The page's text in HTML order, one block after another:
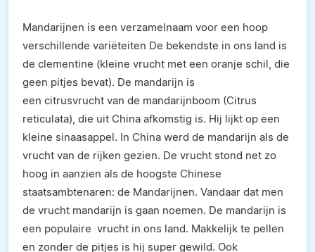
Mandarijnen is een verzamelnaam voor een hoop
verschillende variëteiten De bekendste in ons land is
de clementine (kleine vrucht met een oranje schil, die
geen pitjes bevat). De mandarijn is
een citrusvrucht van de mandarijnboom (Citrus
reticulata), die uit China afkomstig is. Hij lijkt op een
kleine sinaasappel. In China werd de mandarijn als de
vrucht van de rijken gezien. De vrucht stond net zo
hoog in aanzien als de hoogste Chinese
staatsambtenaren: de Mandarijnen. Vandaar dat men
de vrucht mandarijn is gaan noemen. De mandarijn is
een populaire vrucht in ons land. Makkelijk te pellen
en zonder de pitjes is hij super gewild. Ook